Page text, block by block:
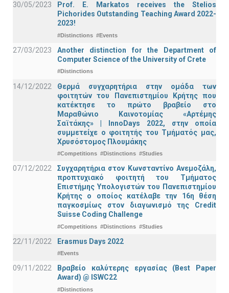
30/05/2023
Prof. E. Markatos receives the Stelios
Pichorides Outstanding Teaching Award 2022-
2023!
#Distinctions #Events
27/03/2023
Another distinction for the Department of
Computer Science of the University of Crete
#Distinctions
14/12/2022
Θερμά συγχαρητήρια στην ομάδα των
φοιτητών του Πανεπιστημίου Κρήτης που
κατέκτησε το πρώτο βραβείο στο
Μαραθώνιο Καινοτομίας «Αρτέμης
Σαϊτάκης» | InnoDays 2022, στην οποία
συμμετείχε ο φοιτητής του Τμήματός μας,
Χρυσόστομος Πλουμάκης
#Competitions #Distinctions #Studies
07/12/2022
Συγχαρητήρια στον Κωνσταντίνο Ανεμοζάλη,
προπτυχιακό φοιτητή του Τμήματος
Επιστήμης Υπολογιστών του Πανεπιστημίου
Κρήτης ο οποίος κατέλαβε την 16η θέση
παγκοσμίως στον διαγωνισμό της Credit
Suisse Coding Challenge
#Competitions #Distinctions #Studies
22/11/2022 Erasmus Days 2022
#Events
09/11/2022
Βραβείο καλύτερης εργασίας (Best Paper
Award) @ ISWC22
#Distinctions